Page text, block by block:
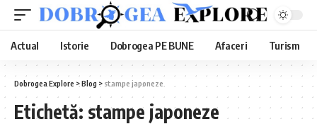
Actual Istorie Dobrogea PE BUNE Afaceri Turism
Dobrogea Explore >Blog > stampe japoneze
Etichetă: stampe japoneze